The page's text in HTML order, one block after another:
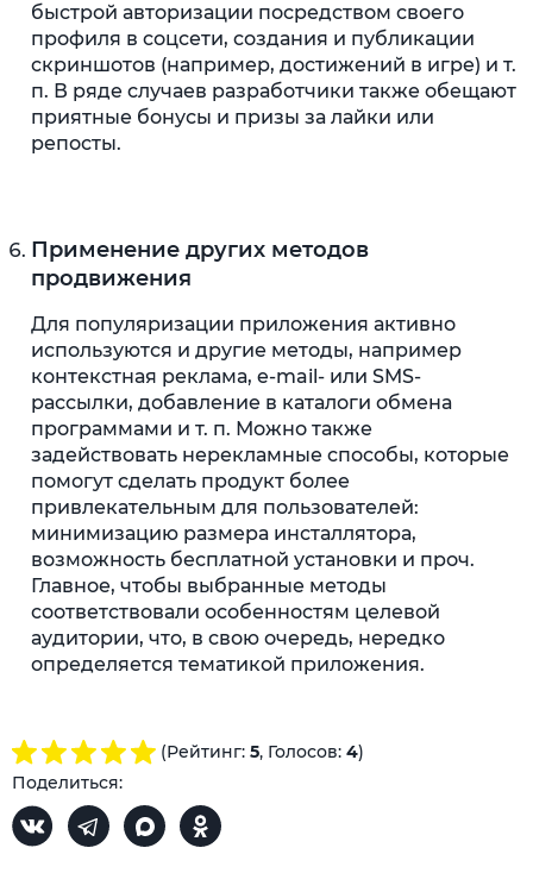
быстрой авторизации посредством своего
профиля в соцсети, создания и публикации
скриншотов (например, достижений в игре) и т.
п. В ряде случаев разработчики также обещают
приятные бонусы и призы за лайки или
репосты.
Применение других методов
продвижения
Для популяризации приложения активно
используются и другие методы, например
контекстная реклама, e-mail- или SMS-
рассылки, добавление в каталоги обмена
программами и т. п. Можно также
задействовать нерекламные способы, которые
помогут сделать продукт более
привлекательным для пользователей:
минимизацию размера инсталлятора,
возможность бесплатной установки и проч.
Главное, чтобы выбранные методы
соответствовали особенностям целевой
аудитории, что, в свою очередь, нередко
определяется тематикой приложения.
(Рейтинг: 5, Голосов: 4)
Поделиться: